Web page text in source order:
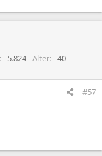
5.824 Alter
40
#57